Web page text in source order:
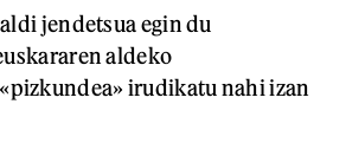
jendetsua egin du
aldeko
irudikatu nahi izan